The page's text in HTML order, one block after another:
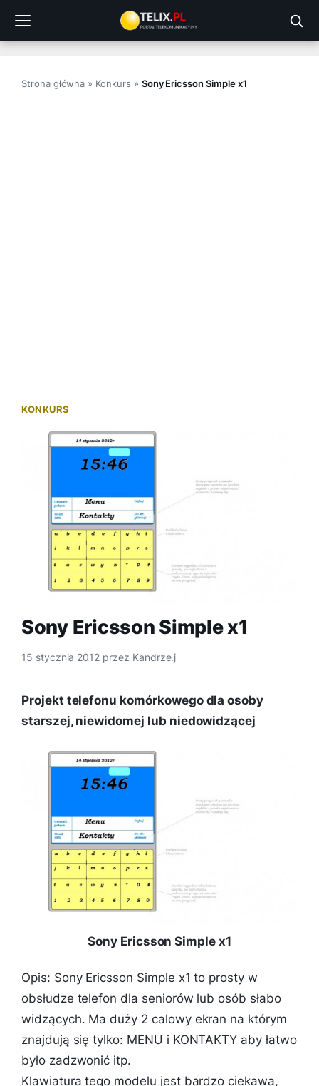
treści
Strona główna » Konkurs » Sony Ericsson Simple x1
KONKURS
Sony Ericsson Simple x1
15 stycznia 2012 przez Kandrze.j
Projekt telefonu komórkowego dla osoby
starszej, niewidomej lub niedowidzącej
Sony Ericsson Simple x1
Opis: Sony Ericsson Simple x1 to prosty w
obsłudze telefon dla seniorów lub osób słabo
widzących. Ma duży 2 calowy ekran na którym
znajdują się tylko: MENU i KONTAKTY aby łatwo
było zadzwonić itp.
Klawiatura tego modelu jest bardzo ciekawa,